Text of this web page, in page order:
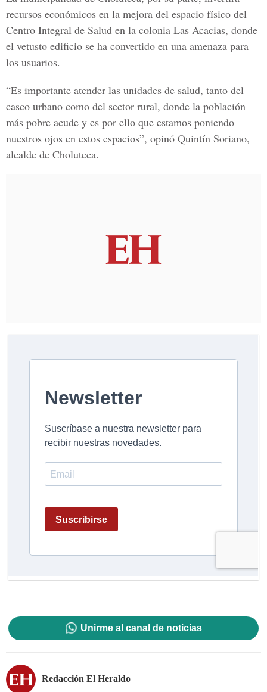
recursos económicos en la mejora del espacio físico del
Centro Integral de Salud en la colonia Las Acacias, donde
el vetusto edificio se ha convertido en una amenaza para
los usuarios.
“Es importante atender las unidades de salud, tanto del
casco urbano como del sector rural, donde la población
más pobre acude y es por ello que estamos poniendo
nuestros ojos en estos espacios”, opinó Quintín Soriano,
alcalde de Choluteca.
Unirme al canal de noticias
Redacción El Heraldo